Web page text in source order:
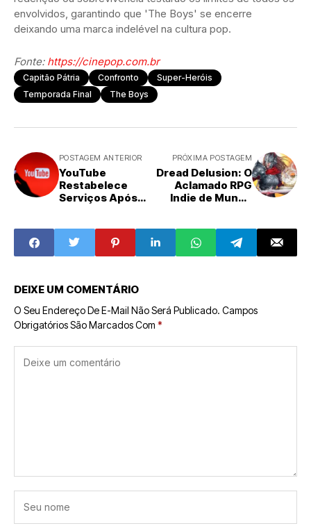
envolvidos, garantindo que 'The Boys' se encerre
deixando uma marca indelével na cultura pop.
Fonte: https://cinepop.com.br
Capitão Pátria Confronto
Super-Heróis
Temporada Final
The Boys
POSTAGEM ANTERIOR
YouTube
Restabelece
Serviços Após
Global
PRÓXIMA POSTAGEM
Dread Delusion: O
Aclamado RPG
Indie de Mundo
Consoles Após
Sucesso no PC
DEIXE UM COMENTÁRIO
O Seu Endereço De E-Mail Não Será Publicado. Campos
Obrigatórios São Marcados Com *